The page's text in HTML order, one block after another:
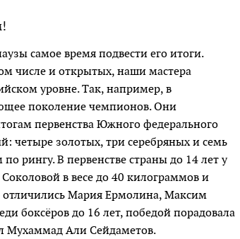
самое время подвести его итоги.
числе и открытых, наши мастера
уровне. Так, например, в
поколение чемпионов. Они
первенства Южного федерального
четыре золотых, три серебряных и семь
рингу. В первенстве страны до 14 лет у
в весе до 40 килограммов и
отличились Мария Ермолина, Максим
боксёров до 16 лет, победой порадовала
Мухаммад Али Сейдаметов.